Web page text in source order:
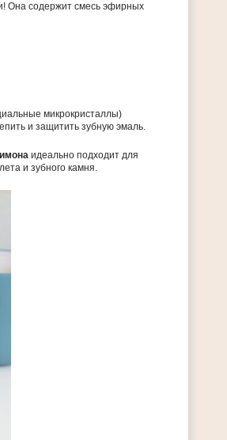
Она содержит смесь эфирных
микрокристаллы)
и защитить зубную эмаль.
идеально подходит для
и зубного камня.